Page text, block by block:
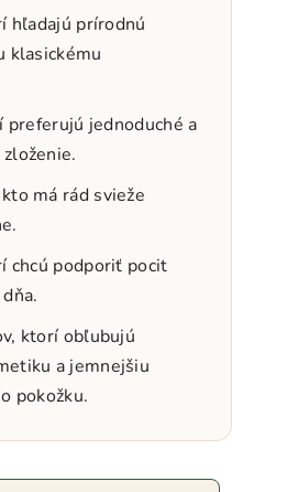
hľadajú prírodnú
klasickému
preferujú jednoduché a
má rád svieže
chcú podporiť pocit
ktorí obľubujú
a jemnejšiu
pokožku.